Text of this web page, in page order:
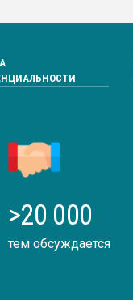
>20 000
тем обсуждается